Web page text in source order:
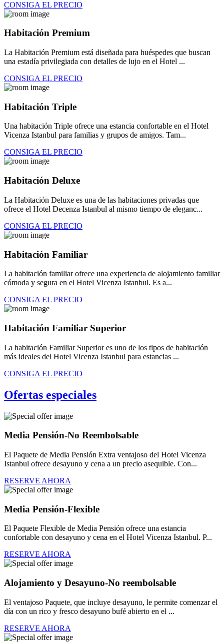
CONSIGA EL PRECIO
Habitación Premium
La Habitación Premium está diseñada para huéspedes que buscan
una estadía privilegiada con detalles de lujo en el Hotel ...
CONSIGA EL PRECIO
Habitación Triple
Una habitación Triple ofrece una estancia confortable en el Hotel
Vicenza Istanbul para familias y grupos de amigos. Tam...
CONSIGA EL PRECIO
Habitación Deluxe
La Habitación Deluxe es una de las habitaciones privadas que
ofrece el Hotel Decenza Istanbul al mismo tiempo de eleganc...
CONSIGA EL PRECIO
Habitación Familiar
La habitación familiar ofrece una experiencia de alojamiento familiar
cómoda y segura en el Hotel Vicenza Istanbul. Es a...
CONSIGA EL PRECIO
Habitación Familiar Superior
La habitación Familiar Superior es uno de los tipos de habitación
más ideales del Hotel Vicenza Istanbul para estancias ...
CONSIGA EL PRECIO
Ofertas especiales
Media Pensión-No Reembolsable
El Paquete de Media Pensión Extra ventajoso del Hotel Vicenza
Istanbul ofrece desayuno y cena a un precio asequible. Con...
RESERVE AHORA
Media Pensión-Flexible
El Paquete Flexible de Media Pensión ofrece una estancia
confortable con desayuno y cena en el Hotel Vicenza Istanbul. P...
RESERVE AHORA
Alojamiento y Desayuno-No reembolsable
El ventajoso Paquete, que incluye desayuno, le permite comenzar el
día con un rico y fresco desayuno bufé abierto en el ...
RESERVE AHORA